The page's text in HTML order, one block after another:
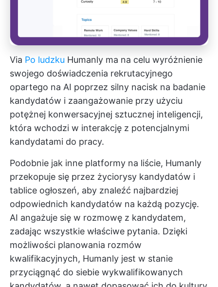
Via Po ludzku Humanly ma na celu wyróżnienie
swojego doświadczenia rekrutacyjnego
opartego na AI poprzez silny nacisk na badanie
kandydatów i zaangażowanie przy użyciu
potężnej konwersacyjnej sztucznej inteligencji,
która wchodzi w interakcję z potencjalnymi
kandydatami do pracy.
Podobnie jak inne platformy na liście, Humanly
przekopuje się przez życiorysy kandydatów i
tablice ogłoszeń, aby znaleźć najbardziej
odpowiednich kandydatów na każdą pozycję.
AI angażuje się w rozmowę z kandydatem,
zadając wszystkie właściwe pytania. Dzięki
możliwości planowania rozmów
kwalifikacyjnych, Humanly jest w stanie
przyciągnąć do siebie wykwalifikowanych